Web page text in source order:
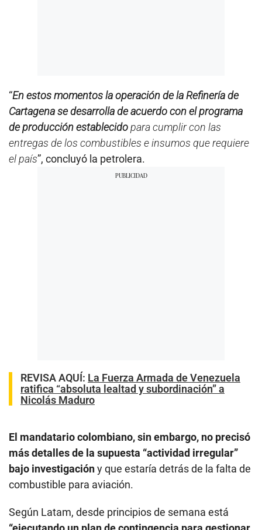
“En estos momentos la operación de la Refinería de
Cartagena se desarrolla de acuerdo con el programa
de producción establecidopara cumplir con las
entregas de los combustibles e insumos que requiere
el país”, concluyó la petrolera.
REVISA AQUÍ: La Fuerza Armada de Venezuela
ratifica “absoluta lealtad y subordinación” a
Nicolás Maduro
El mandatario colombiano, sin embargo, no precisó
más detalles de la supuesta “actividad irregular”
bajo investigacióny que estaría detrás de la falta de
combustible para aviación.
Según Latam, desde principios de semana está